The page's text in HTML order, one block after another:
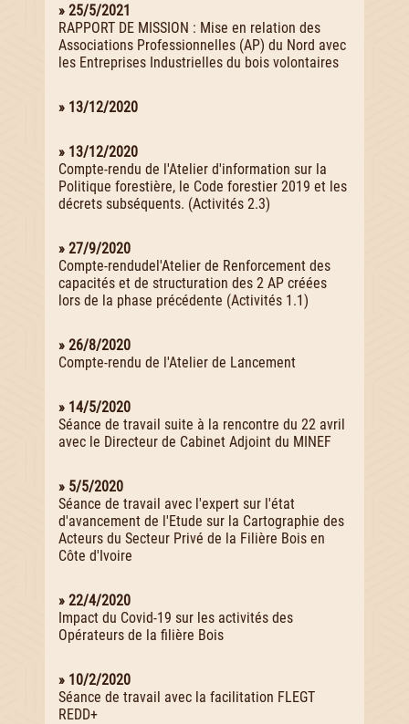
» 25/5/2021
RAPPORT DE MISSION : Mise en relation des
Associations Professionnelles (AP) du Nord avec
les Entreprises Industrielles du bois volontaires
» 13/12/2020
» 13/12/2020
Compte-rendu de l'Atelier d'information sur la
Politique forestière, le Code forestier 2019 et les
décrets subséquents. (Activités 2.3)
» 27/9/2020
Compte-rendudel'Atelier de Renforcement des
capacités et de structuration des 2 AP créées
lors de la phase précédente (Activités 1.1)
» 26/8/2020
Compte-rendu de l'Atelier de Lancement
» 14/5/2020
Séance de travail suite à la rencontre du 22 avril
avec le Directeur de Cabinet Adjoint du MINEF
» 5/5/2020
Séance de travail avec l'expert sur l'état
d'avancement de l'Etude sur la Cartographie des
Acteurs du Secteur Privé de la Filière Bois en
Côte d'Ivoire
» 22/4/2020
Impact du Covid-19 sur les activités des
Opérateurs de la filière Bois
» 10/2/2020
Séance de travail avec la facilitation FLEGT
REDD+